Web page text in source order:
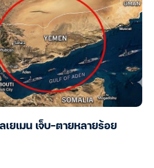
ยเมน เจ็บ-ตายหลายร้อย